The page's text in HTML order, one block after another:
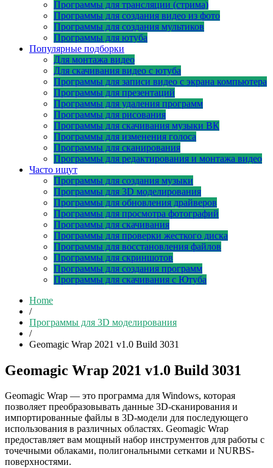
Программы для трансляции (стрима)
Программы для создания видео из фото
Программы для создания мультиков
Программы для ютуба
Популярные подборки
Для монтажа видео
Для скачивания видео с ютуба
Программы для записи видео с экрана компьютера
Программы для презентаций
Программы для удаления программ
Программы для рисования
Программы для скачивания музыки ВК
Программы для изменения голоса
Программы для сканирования
Программы для редактирования и монтажа видео
Часто ищут
Программы для создания музыки
Программы для 3D моделирования
Программы для обновления драйверов
Программы для просмотра фотографий
Программы для скачивания
Программы для проверки жесткого диска
Программы для восстановления файлов
Программы для скриншотов
Программы для создания программ
Программы для скачивания с Ютуба
Home
/
Программы для 3D моделирования
/
Geomagic Wrap 2021 v1.0 Build 3031
Geomagic Wrap 2021 v1.0 Build 3031
Geomagic Wrap — это программа для Windows, которая
позволяет преобразовывать данные 3D-сканирования и
импортированные файлы в 3D-модели для последующего
использования в различных областях. Geomagic Wrap
предоставляет вам мощный набор инструментов для работы с
точечными облаками, полигональными сетками и NURBS-
поверхностями.